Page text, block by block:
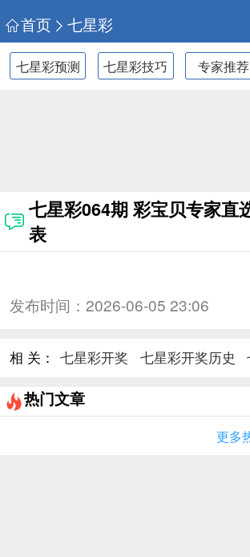
首页 七星彩
七星彩预测 七星彩技巧 专家推荐
七星彩064期 彩宝贝专家直
表
发布时间： 2026-06-05 23:06
相 关： 七星彩开奖 七星彩开奖历史
热门文章
更多